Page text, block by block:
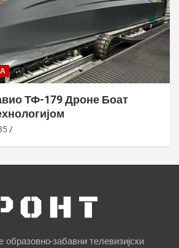
ТФ-179 Дроне Боат
забавни телевизијски